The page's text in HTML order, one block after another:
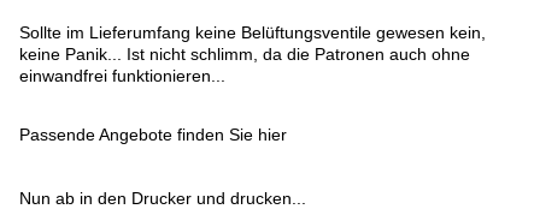
Sollte im Lieferumfang keine Belüftungsventile gewesen kein,
keine Panik... Ist nicht schlimm, da die Patronen auch ohne
einwandfrei funktionieren...
Passende Angebote finden Sie hier
Nun ab in den Drucker und drucken...